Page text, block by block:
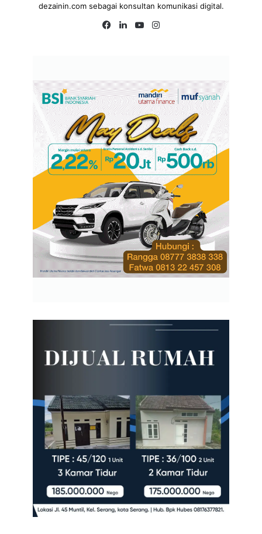
dezainin.com sebagai konsultan komunikasi digital.
Fa
Lin
Yo